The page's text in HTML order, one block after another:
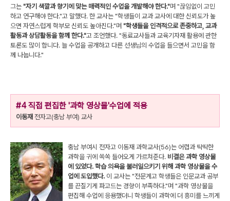
그는 "자기 색깔과 향기에 맞는 매력적인 수업을 개발해야 한다."며 "끊임없이 고민
하고 연구해야 한다."고 말했다. 한 교사는 "학생들이 교과 교사에 대한 신뢰도가 높
으면 자연스럽게 학부모 신뢰도 높아진다."며 "학생들을 인격적으로 존중하고, 교과
활동과 상담활동을 함께 한다."고 조언했다. "동료교사들과 교육기자재 활용에 관한
토론도 많이 합니다. 늘 수업을 공개하고 다른 선생님의 수업을 들으면서 고민을 함
께 나눕니다."
#4 직접 편집한 '과학 영상물'수업에 적용
이동재 전자고(충남 부여) 교사
충남 부여시 전자고 이동재 과학교사(56)는 어렵과 딱딱한
과학을 귀에 쏙쏙 들어오게 가르쳐준다. 비결은 과학 영상물
에 있었다. 학습 의욕을 불러일으키기 위해 과학 영상물을 수
업에 도입했다. 이 교사는 "전문계고 학생들은 인문교과 공부
를 끈질기게 파고드는 경향이 부족하다."며 "과학 영상물을
편집해 수업에 응용했더니 학생들이 과학에 더 흥미를 느끼게